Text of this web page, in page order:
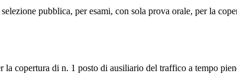
pubblica, per esami, con sola prova orale, per la
la copertura di n. 1 posto di ausiliario del traffico a tempo